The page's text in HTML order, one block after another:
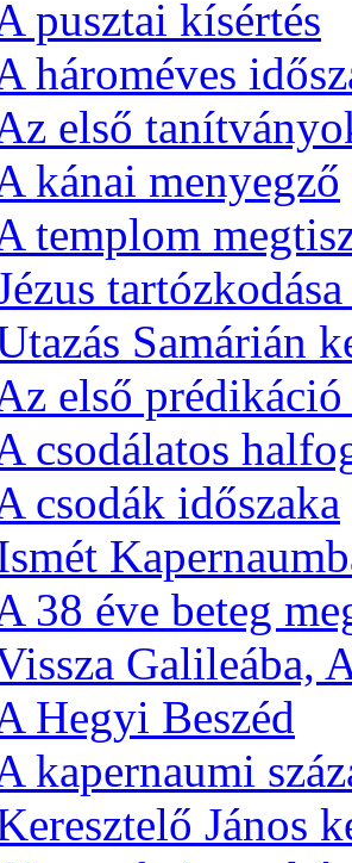
pusztai kísértés
hároméves
első
kánai menyegző
templom
Samárián
első
csodálatos
csodák időszaka
38 éve beteg
Galileába,
Hegyi Beszéd
kapernaumi
János